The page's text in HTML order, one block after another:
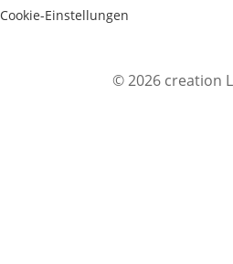
Cookie-Einstellungen
© 2026 creation L